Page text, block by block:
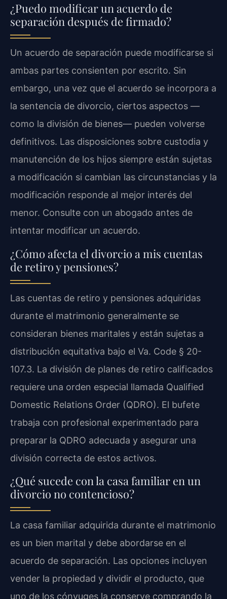
¿Puedo modificar un acuerdo de
separación después de firmado?
Un acuerdo de separación puede modificarse si
ambas partes consienten por escrito. Sin
embargo, una vez que el acuerdo se incorpora a
la sentencia de divorcio, ciertos aspectos —
como la división de bienes— pueden volverse
definitivos. Las disposiciones sobre custodia y
manutención de los hijos siempre están sujetas
a modificación si cambian las circunstancias y la
modificación responde al mejor interés del
menor. Consulte con un abogado antes de
intentar modificar un acuerdo.
¿Cómo afecta el divorcio a mis cuentas
de retiro y pensiones?
Las cuentas de retiro y pensiones adquiridas
durante el matrimonio generalmente se
consideran bienes maritales y están sujetas a
distribución equitativa bajo el Va. Code § 20-
107.3. La división de planes de retiro calificados
requiere una orden especial llamada Qualified
Domestic Relations Order (QDRO). El bufete
trabaja con profesional experimentado para
preparar la QDRO adecuada y asegurar una
división correcta de estos activos.
¿Qué sucede con la casa familiar en un
divorcio no contencioso?
La casa familiar adquirida durante el matrimonio
es un bien marital y debe abordarse en el
acuerdo de separación. Las opciones incluyen
vender la propiedad y dividir el producto, que
uno de los cónyuges la conserve comprando la